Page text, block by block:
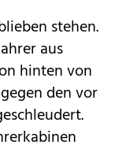
stehen.
aus
hinten von
den vor